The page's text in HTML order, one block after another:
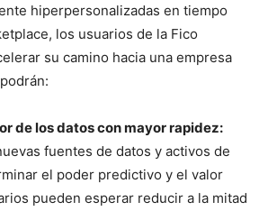
hiperpersonalizadas en tiempo
los usuarios de la Fico
su camino hacia una empresa
de los datos con mayor rapidez:
fuentes de datos y activos de
el poder predictivo y el valor
pueden esperar reducir a la mitad